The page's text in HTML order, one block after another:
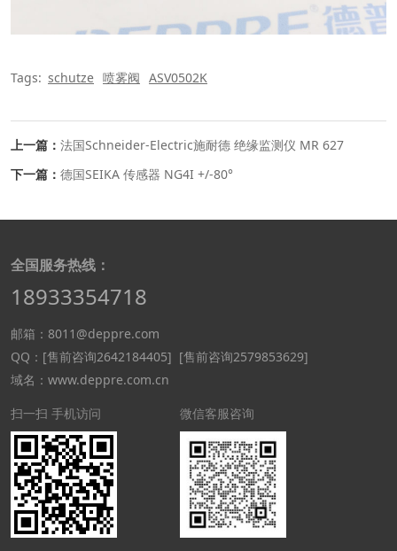
Tags: schutze 喷雾阀 ASV0502K
上一篇： 法国Schneider-Electric施耐德 绝缘监测仪 MR 627
下一篇： 德国SEIKA 传感器 NG4I +/-80°
全国服务热线：
18933354718
邮箱：8011@deppre.com
QQ： [售前咨询2642184405] [售前咨询2579853629]
域名：www.deppre.com.cn
扫一扫 手机访问
微信客服咨询